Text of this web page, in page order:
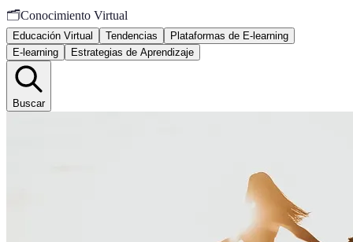
🗂️Conocimiento Virtual
Educación Virtual Tendencias
Plataformas de E-learning
E-learning
Estrategias de Aprendizaje
Buscar